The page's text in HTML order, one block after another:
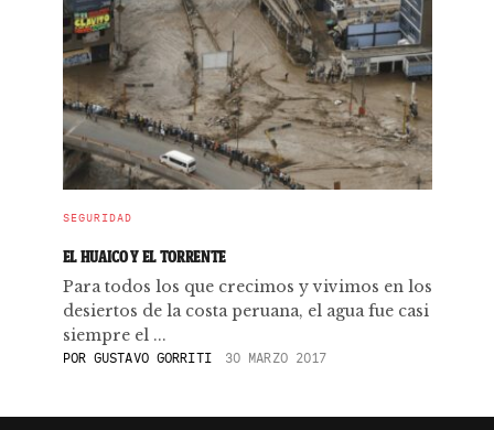
SEGURIDAD
EL HUAICO Y EL TORRENTE
Para todos los que crecimos y vivimos en los
desiertos de la costa peruana, el agua fue casi
siempre el ...
POR GUSTAVO GORRITI 30 MARZO 2017